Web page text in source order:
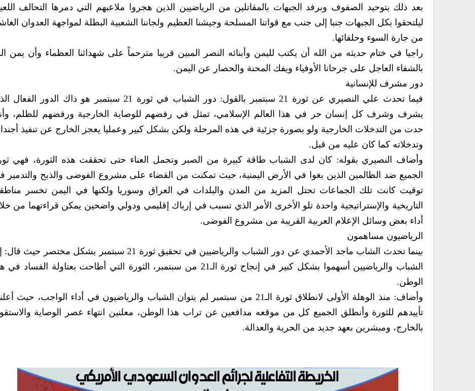
بعد ذلك بتوحيد الصفوف وبرفد الجبهات بالمقاتلين من الرياضيين الذين هجروا ملاعبهم التي دمرها التحالف
ليلتحقوا بكل الجبهات جنبا إلى جنب مع قواتنا المسلحة وجيشنا العظيم ولجاننا الشعبية البطلة لمواجهة العدوان
من جارة السوء وحلفائها.
راجيا في ختام حديثه من الله أن يكتب لليمن وأبنائه النصر المبين قريبا مترحماً على شهدائنا العظماء وأن يمن
بالشفاء العاجل على جرحانا الأوفياء ويفك المحنة والحصار عن اليمن.
دور مشرف للإنسانية
فيما تحدث علي النصيري عن ثورة 21 سبتمبر بالقول: دور الشباب في ثورة 21 سبتمبر هو ذاك الدور
يشرف وشرف كل إنسان حر في هذا العالم الإسلامي، تمثل في رفضهم للوصاية الخارجية ورفضهم للظلم،
حدت من التدخلات الخارجية ولو بصورة جزئية في هذه المرحلة ولكن بشكل كبير وعمليا يعجز الخارج عن تنفيذ
وتدخلاته كما كان عليه من قبل.
وأضاف النصيري بقوله: كان لدى الشباب طاقة كبيرة من الصبر وتحمل العناء حتى تحققت هذه الثورة، فهي
الجميع ضد الظالمين الذين بغوا في الأرض اليمنية، حيث تمكنت من القضاء على مشروع الفوضى والذبح والتدمير
توقيت كانت تلك الجماعات تحتل المزيد من المدن والبلدات في العراق وسوريا ولكنها في اليمن تخسر
التاريخية والإستراتيجية واحدة تلو الأخرى الأمر الذي تسبب في إرباك إقليمي ودولي واضحين يمكن قراءتهما من
أداء بعض وسائل الإعلام العربية القريبة من مشروع الفوضى.
الرياضيون مساهمون
بينما تحدث الشاب ماجد الأحمدي عن دور الشباب والرياضيين في تحقيق ثورة 21 سبتمبر بشكل مختصر حيث
الشباب والرياضيين أسهموا بشكل كبير في إنجاح ثورة الـ21 من سبتمبر، الثورة التي أطاحت بعتاولة الفساد في
الوطن.
وأضاف: منذ الوهلة الأولى لانطلاق ثورة الـ21 من سبتمبر لم يتوان الشباب والرياضيون في أداء الواجب، حيث
تأييدهم للثورة وأنطلق الجميع كل من موقعه مدافعين عن تراب هذا الوطن، معلنين انتهاء عصر الوصاية
بالخارج، ومبشرين بعهد جديد من الحرية والعدالة.